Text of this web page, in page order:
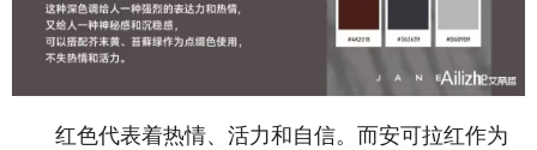
红色代表着热情、活力和自信。而安可拉红作为